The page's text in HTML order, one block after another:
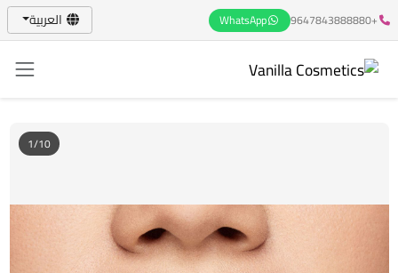
+9647843888880
WhatsApp العربية
1/10